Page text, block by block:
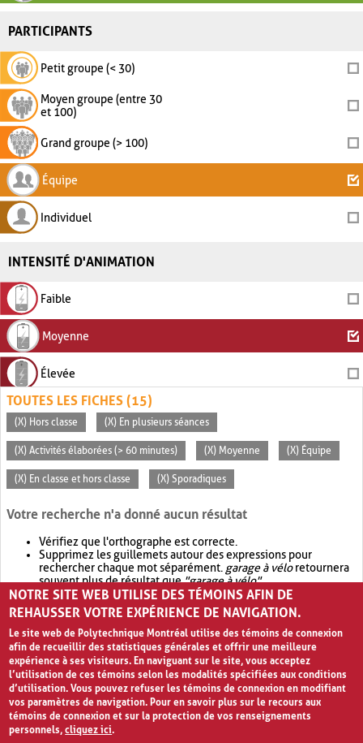
PARTICIPANTS
Petit groupe (< 30)
Moyen groupe (entre 30
et 100)
Grand groupe (> 100)
Équipe
Individuel
INTENSITÉ D'ANIMATION
Faible
Moyenne
Élevée
TOUTES LES FICHES (15)
(X) Hors classe (X) En plusieurs séances
(X) Activités élaborées (> 60 minutes) (X) Moyenne (X) Équipe
(X) En classe et hors classe (X) Sporadiques
Votre recherche n'a donné aucun résultat
Vérifiez que l'orthographe est correcte.
Supprimez les guillemets autour des expressions pour
rechercher chaque mot séparément. garage à véloretournera
souvent plus de résultat que"garage à vélo".
Envisagez d'élargir votre recherche avec OR.garage OR vélo
retournera souvent plus de résultat quegarage à vélo
NOTRE SITE WEB UTILISE DES TÉMOINS AFIN DE
REHAUSSER VOTRE EXPÉRIENCE DE NAVIGATION.
Le site web de Polytechnique Montréal utilise des témoins de connexion
afin de recueillir des statistiques générales et offrir une meilleure
expérience à ses visiteurs. En naviguant sur le site, vous acceptez
l’utilisation de ces témoins selon les modalités spécifiées aux conditions
d’utilisation. Vous pouvez refuser les témoins de connexion en modifiant
vos paramètres de navigation. Pour en savoir plus sur le recours aux
témoins de connexion et sur la protection de vos renseignements
personnels,cliquez ici.